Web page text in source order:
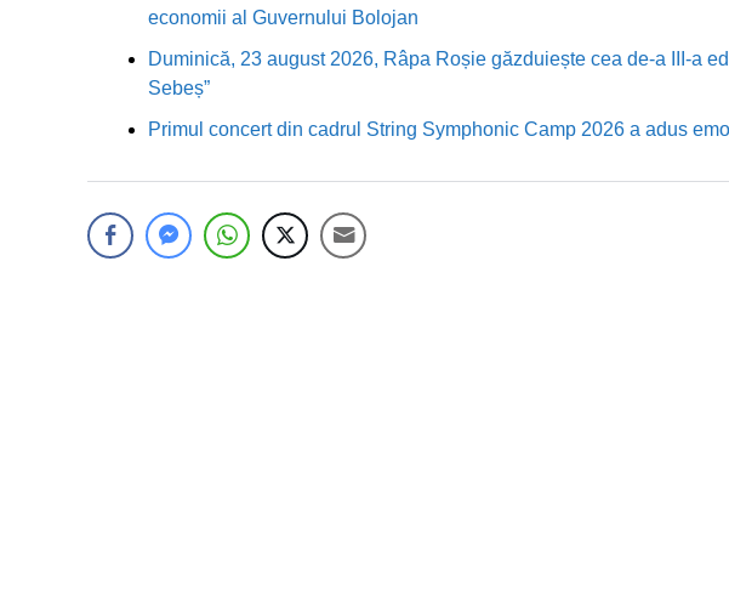
economii al Guvernului Bolojan
Duminică, 23 august 2026, Râpa Roșie găzduiește cea de-a III-a
Sebeș”
Primul concert din cadrul String Symphonic Camp 2026 a adus